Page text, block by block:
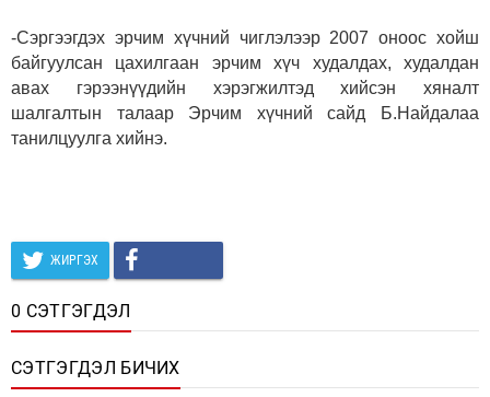
-Сэргээгдэх эрчим хүчний чиглэлээр 2007 оноос хойш
байгуулсан цахилгаан эрчим хүч худалдах, худалдан
авах гэрээнүүдийн хэрэгжилтэд хийсэн хяналт
шалгалтын талаар Эрчим хүчний сайд Б.Найдалаа
танилцуулга хийнэ.
ЖИРГЭХ
0 СЭТГЭГДЭЛ
СЭТГЭГДЭЛ БИЧИХ